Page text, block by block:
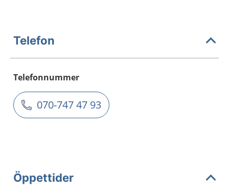
Telefon
Telefonnummer
070-747 47 93
Öppettider